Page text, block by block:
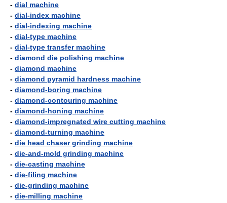
- dial machine
- dial-index machine
- dial-indexing machine
- dial-type machine
- dial-type transfer machine
- diamond die polishing machine
- diamond machine
- diamond pyramid hardness machine
- diamond-boring machine
- diamond-contouring machine
- diamond-honing machine
- diamond-impregnated wire cutting machine
- diamond-turning machine
- die head chaser grinding machine
- die-and-mold grinding machine
- die-casting machine
- die-filing machine
- die-grinding machine
- die-milling machine